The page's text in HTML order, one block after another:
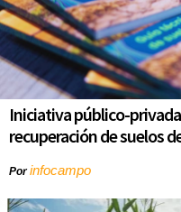
Iniciativa público-
recuperación de suelos
Porinfocampo